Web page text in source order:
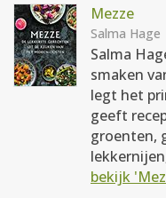
Mezze
Salma Hage
Salma
smaken
legt het
geeft
groenten,
bekijk